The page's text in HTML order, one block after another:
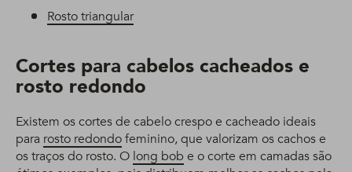
Rosto triangular
Cortes para cabelos cacheados e
rosto redondo
Existem os cortes de cabelo crespo e cacheado ideais
para rosto redondofeminino, que valorizam os cachos e
os traços do rosto. O long bob e o corte em camadas são